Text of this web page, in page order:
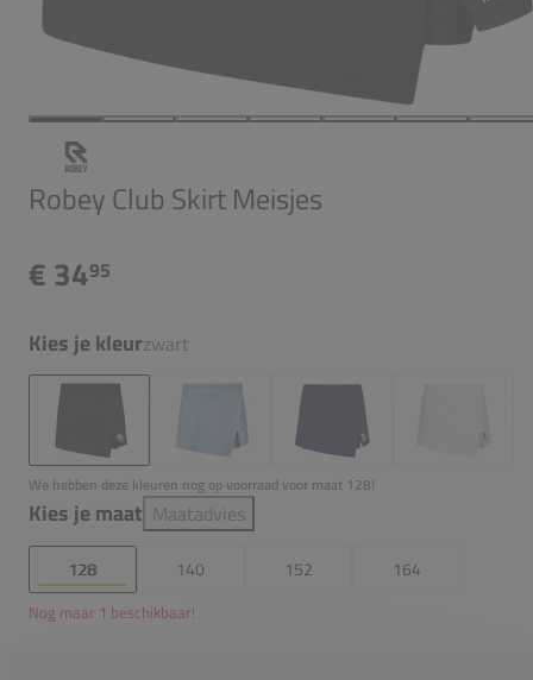
Robey Club Skirt Meisjes
€ 3495
Kies je kleurzwart
We hebben deze kleuren nog op voorraad voor maat 128!
Kies je maat Maatadvies
128 140 152 164
Nog maar 1 beschikbaar!